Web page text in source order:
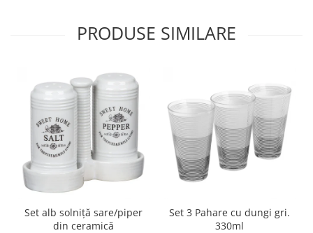
PRODUSE SIMILARE
Set alb solniță sare/piper
din ceramică
Set 3 Pahare cu dungi gri.
330ml